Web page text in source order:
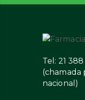
Tel: 21
(chamada
nacional)